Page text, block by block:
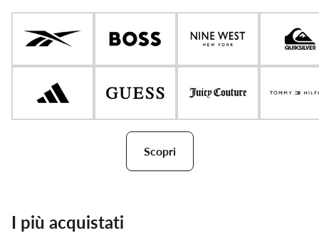
Scopri
I più acquistati